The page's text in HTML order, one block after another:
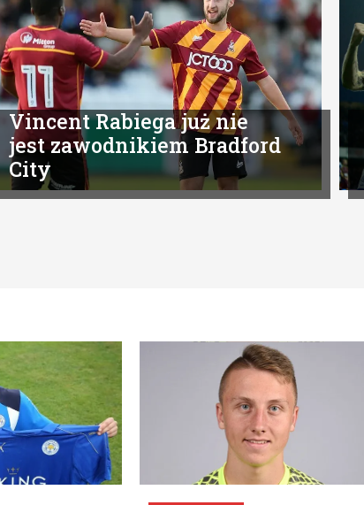
Vincent Rabiega już nie
jest zawodnikiem Bradford
City